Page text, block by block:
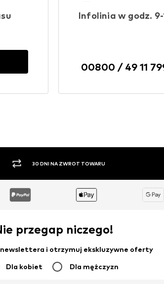
Infolinia w godz. 9-
00800 / 49 11
PŁATNOŚĆ ZA
przegap niczego!
newslettera i otrzymuj ekskluzywne oferty
Dla kobiet Dla mężczyzn